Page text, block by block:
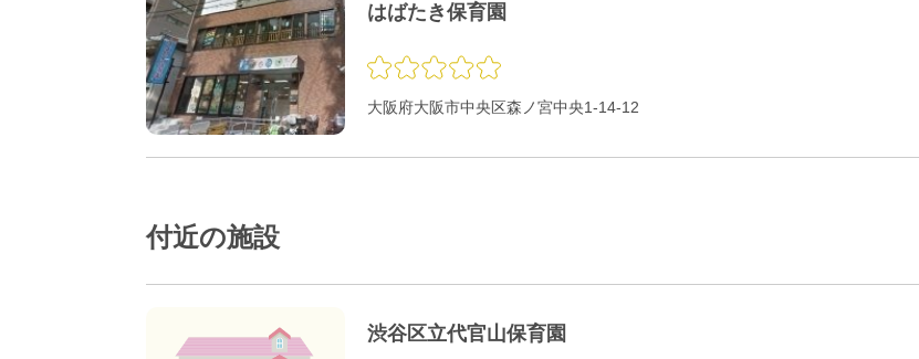
はばたき保育園
大阪府大阪市中央区森ノ宮中央1-14-12
付近の施設
渋谷区立代官山保育園